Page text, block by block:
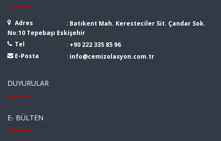
Adres : Batıkent Mah. Keresteciler Sit. Çandar Sok.
No:10 Tepebaşı Eskişehir
Tel
: +90 222 335 85 96
E-Posta
: info@cemizolasyon.com.tr
DUYURULAR
E- BÜLTEN